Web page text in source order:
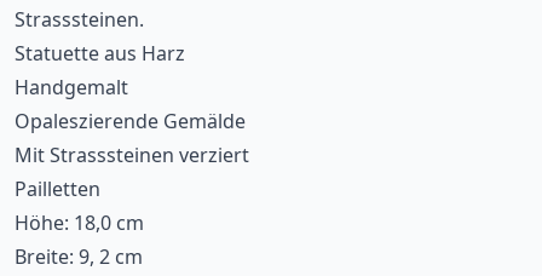
Strasssteinen.
Statuette aus Harz
Handgemalt
Opaleszierende Gemälde
Mit Strasssteinen verziert
Pailletten
Höhe: 18,0 cm
Breite: 9, 2 cm